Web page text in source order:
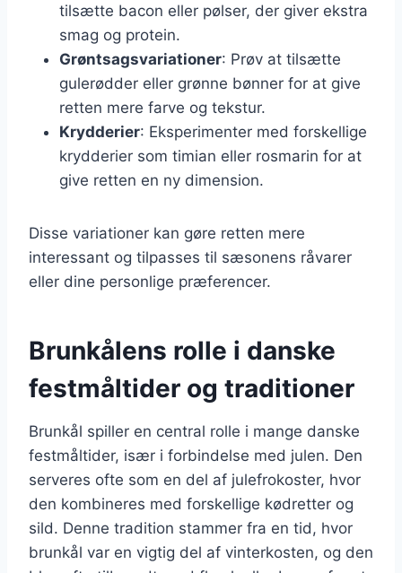
tilsætte bacon eller pølser, der giver ekstra
smag og protein.
Grøntsagsvariationer: Prøv at tilsætte
gulerødder eller grønne bønner for at give
retten mere farve og tekstur.
Krydderier: Eksperimenter med forskellige
krydderier som timian eller rosmarin for at
give retten en ny dimension.
Disse variationer kan gøre retten mere
interessant og tilpasses til sæsonens råvarer
eller dine personlige præferencer.
Brunkålens rolle i danske
festmåltider og traditioner
Brunkål spiller en central rolle i mange danske
festmåltider, især i forbindelse med julen. Den
serveres ofte som en del af julefrokoster, hvor
den kombineres med forskellige kødretter og
sild. Denne tradition stammer fra en tid, hvor
brunkål var en vigtig del af vinterkosten, og den